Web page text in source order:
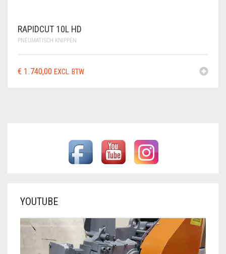
RAPIDCUT 10L HD
PNEUMATISCH KNIPPEN
€ 1.740,00 EXCL. BTW
YOUTUBE